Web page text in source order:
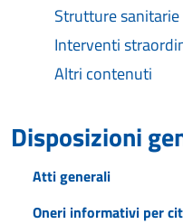
Strutture
Interventi
Altri contenuti
Disposizioni
Atti generali
Oneri informativi per